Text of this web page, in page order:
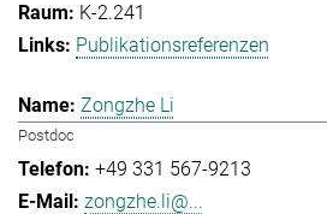
K-2.241
Publikationsreferenzen
Zongzhe Li
Postdoc
+49 331 567-9213
zongzhe.li@...